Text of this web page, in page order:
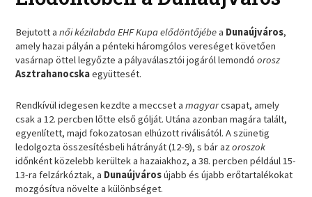
Bejutott anői kézilabda EHF Kupa elődöntőjébea Dunaújváros,
amely hazai pályán a pénteki háromgólos vereséget követően
vasárnap öttel legyőzte a pályaválasztói jogáról lemondóorosz
Asztrahanocskaegyüttesét.
Rendkívül idegesen kezdte a meccset amagyarcsapat, amely
csak a 12. percben lőtte első gólját. Utána azonban magára talált,
egyenlített, majd fokozatosan elhúzott riválisától. A szünetig
ledolgozta összesítésbeli hátrányát (12-9), s bár azoroszok
időnként közelebb kerültek a hazaiakhoz, a 38. percben például 15-
13-ra felzárkóztak, a Dunaújvárosújabb és újabb erőtartalékokat
mozgósítva növelte a különbséget.